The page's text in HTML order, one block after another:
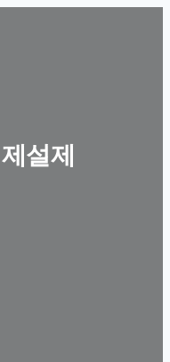
설제